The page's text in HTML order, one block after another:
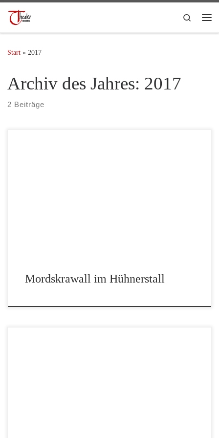
Search
Start » 2017
Archiv des Jahres: 2017
2 Beiträge
Mordskrawall im Hühnerstall